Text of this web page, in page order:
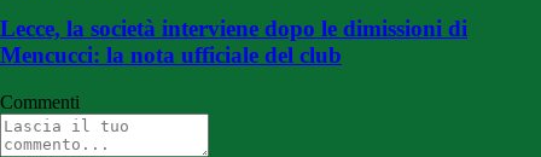
Lecce, la società interviene dopo le dimissioni di
Mencucci: la nota ufficiale del club
Commenti